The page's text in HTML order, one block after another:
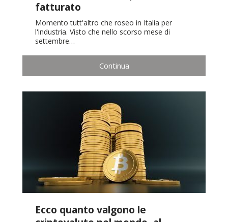
fatturato
Momento tutt'altro che roseo in Italia per
l'industria. Visto che nello scorso mese di
settembre…
Continua
Ecco quanto valgono le